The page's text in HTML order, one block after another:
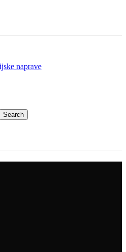
naprave
Search